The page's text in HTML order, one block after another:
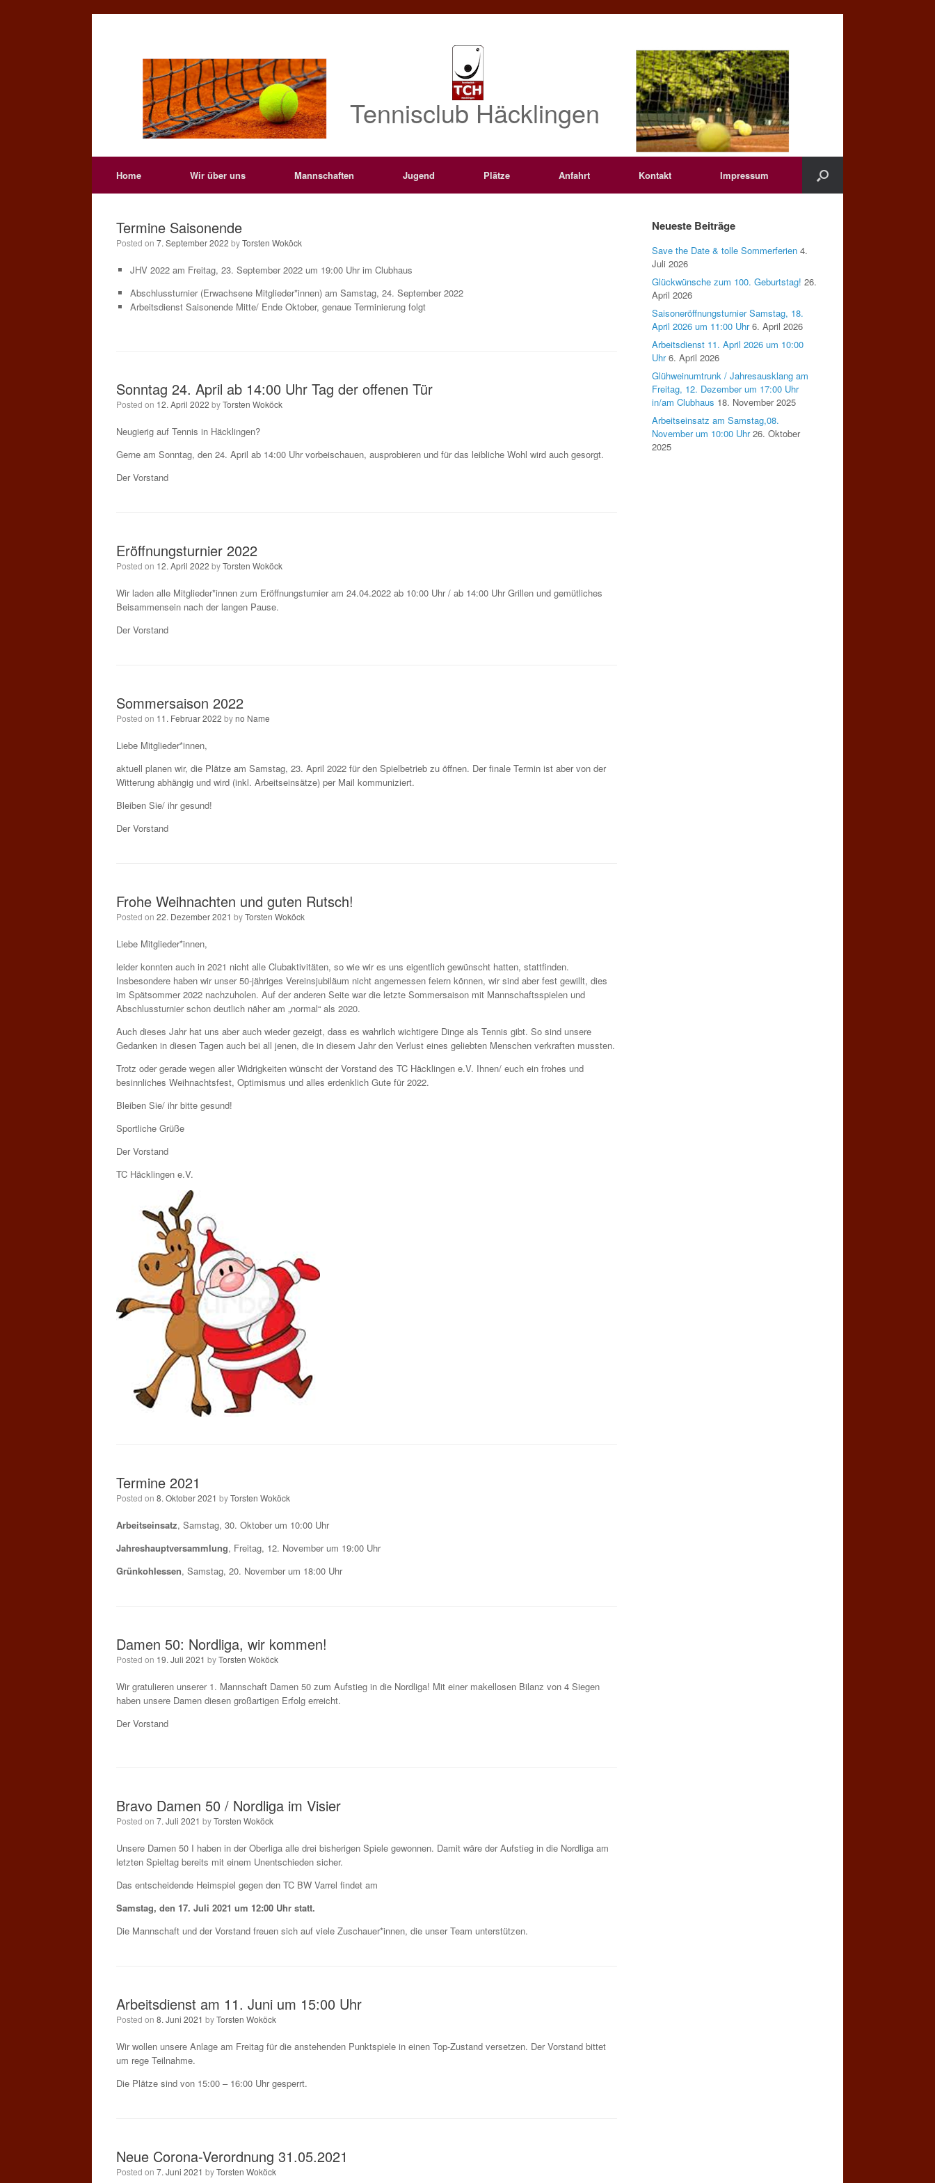
Tennisclub Häcklingen
Home Wir über uns Mannschaften Jugend Plätze Anfahrt Kontakt Impressum
Termine Saisonende
Posted on 7. September 2022 byTorsten Woköck
JHV 2022 am Freitag, 23. September 2022 um 19:00 Uhr im Clubhaus
Abschlussturnier (Erwachsene Mitglieder*innen) am Samstag, 24. September 2022
Arbeitsdienst Saisonende Mitte/ Ende Oktober, genaue Terminierung folgt
Sonntag 24. April ab 14:00 Uhr Tag der offenen Tür
Posted on 12. April 2022 byTorsten Woköck
Neugierig auf Tennis in Häcklingen?
Gerne am Sonntag, den 24. April ab 14:00 Uhr vorbeischauen, ausprobieren und für das leibliche Wohl wird auch gesorgt.
Der Vorstand
Eröffnungsturnier 2022
Posted on 12. April 2022 byTorsten Woköck
Wir laden alle Mitglieder*innen zum Eröffnungsturnier am 24.04.2022 ab 10:00 Uhr / ab 14:00 Uhr Grillen und gemütliches
Beisammensein nach der langen Pause.
Der Vorstand
Sommersaison 2022
Posted on 11. Februar 2022 byno Name
Liebe Mitglieder*innen,
aktuell planen wir, die Plätze am Samstag, 23. April 2022 für den Spielbetrieb zu öffnen. Der finale Termin ist aber von der
Witterung abhängig und wird (inkl. Arbeitseinsätze) per Mail kommuniziert.
Bleiben Sie/ ihr gesund!
Der Vorstand
Frohe Weihnachten und guten Rutsch!
Posted on 22. Dezember 2021 byTorsten Woköck
Liebe Mitglieder*innen,
leider konnten auch in 2021 nicht alle Clubaktivitäten, so wie wir es uns eigentlich gewünscht hatten, stattfinden.
Insbesondere haben wir unser 50-jähriges Vereinsjubiläum nicht angemessen feiern können, wir sind aber fest gewillt, dies
im Spätsommer 2022 nachzuholen. Auf der anderen Seite war die letzte Sommersaison mit Mannschaftsspielen und
Abschlussturnier schon deutlich näher am „normal“ als 2020.
Auch dieses Jahr hat uns aber auch wieder gezeigt, dass es wahrlich wichtigere Dinge als Tennis gibt. So sind unsere
Gedanken in diesen Tagen auch bei all jenen, die in diesem Jahr den Verlust eines geliebten Menschen verkraften mussten.
Trotz oder gerade wegen aller Widrigkeiten wünscht der Vorstand des TC Häcklingen e.V. Ihnen/ euch ein frohes und
besinnliches Weihnachtsfest, Optimismus und alles erdenklich Gute für 2022.
Bleiben Sie/ ihr bitte gesund!
Sportliche Grüße
Der Vorstand
TC Häcklingen e.V.
Termine 2021
Posted on 8. Oktober 2021 byTorsten Woköck
Arbeitseinsatz, Samstag, 30. Oktober um 10:00 Uhr
Jahreshauptversammlung, Freitag, 12. November um 19:00 Uhr
Grünkohlessen, Samstag, 20. November um 18:00 Uhr
Damen 50: Nordliga, wir kommen!
Posted on 19. Juli 2021 byTorsten Woköck
Wir gratulieren unserer 1. Mannschaft Damen 50 zum Aufstieg in die Nordliga! Mit einer makellosen Bilanz von 4 Siegen
haben unsere Damen diesen großartigen Erfolg erreicht.
Der Vorstand
Bravo Damen 50 / Nordliga im Visier
Posted on 7. Juli 2021 byTorsten Woköck
Unsere Damen 50 I haben in der Oberliga alle drei bisherigen Spiele gewonnen. Damit wäre der Aufstieg in die Nordliga am
letzten Spieltag bereits mit einem Unentschieden sicher.
Das entscheidende Heimspiel gegen den TC BW Varrel findet am
Samstag, den 17. Juli 2021 um 12:00 Uhr statt.
Die Mannschaft und der Vorstand freuen sich auf viele Zuschauer*innen, die unser Team unterstützen.
Arbeitsdienst am 11. Juni um 15:00 Uhr
Posted on 8. Juni 2021 byTorsten Woköck
Wir wollen unsere Anlage am Freitag für die anstehenden Punktspiele in einen Top-Zustand versetzen. Der Vorstand bittet
um rege Teilnahme.
Die Plätze sind von 15:00 – 16:00 Uhr gesperrt.
Neue Corona-Verordnung 31.05.2021
Posted on 7. Juni 2021 byTorsten Woköck
Neueste Beiträge
Save the Date & tolle Sommerferien 4.
Juli 2026
Glückwünsche zum 100. Geburtstag! 26.
April 2026
Saisoneröffnungsturnier Samstag, 18.
April 2026 um 11:00 Uhr 6. April 2026
Arbeitsdienst 11. April 2026 um 10:00
Uhr 6. April 2026
Glühweinumtrunk / Jahresausklang am
Freitag, 12. Dezember um 17:00 Uhr
in/am Clubhaus 18. November 2025
Arbeitseinsatz am Samstag,08.
November um 10:00 Uhr 26. Oktober
2025